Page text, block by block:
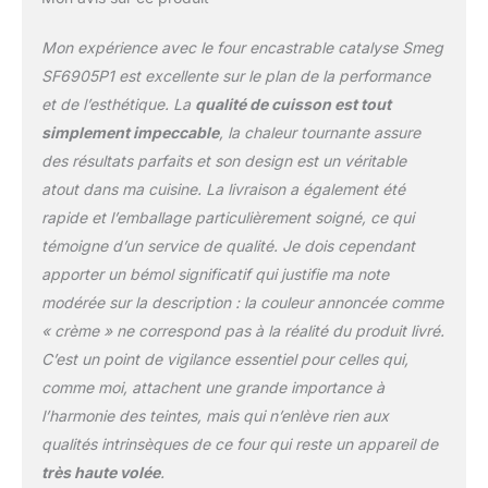
Mon expérience avec le four encastrable catalyse Smeg
SF6905P1 est excellente sur le plan de la performance
et de l’esthétique. La qualité de cuisson est tout
simplement impeccable, la chaleur tournante assure
des résultats parfaits et son design est un véritable
atout dans ma cuisine. La livraison a également été
rapide et l’emballage particulièrement soigné, ce qui
témoigne d’un service de qualité. Je dois cependant
apporter un bémol significatif qui justifie ma note
modérée sur la description : la couleur annoncée comme
« crème » ne correspond pas à la réalité du produit livré.
C’est un point de vigilance essentiel pour celles qui,
comme moi, attachent une grande importance à
l’harmonie des teintes, mais qui n’enlève rien aux
qualités intrinsèques de ce four qui reste un appareil de
très haute volée.